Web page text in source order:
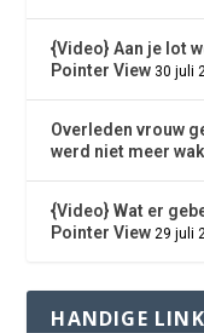
{Video} Aan je lot
Pointer View 30 juli
Overleden vrouw
werd niet meer
{Video} Wat er
Pointer View 29 juli
HANDIGE